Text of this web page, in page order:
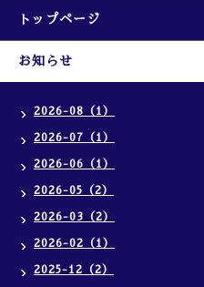
トップページ
お知らせ
2026-08（1）
2026-07（1）
2026-06（1）
2026-05（2）
2026-03（2）
2026-02（1）
2025-12（2）